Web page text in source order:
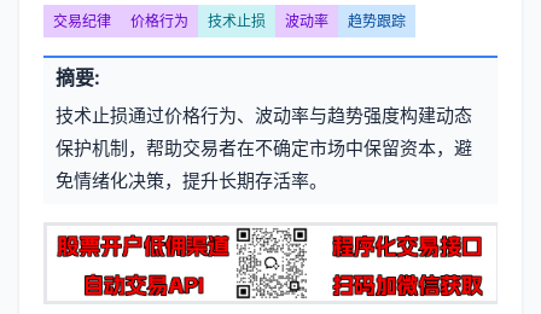
章
元
信
息
文
章
标
签
交易纪律 价格行为 技术止损 波动率 趋势跟踪
摘要:
技术止损通过价格行为、波动率与趋势强度构建动态
保护机制，帮助交易者在不确定市场中保留资本，避
免情绪化决策，提升长期存活率。